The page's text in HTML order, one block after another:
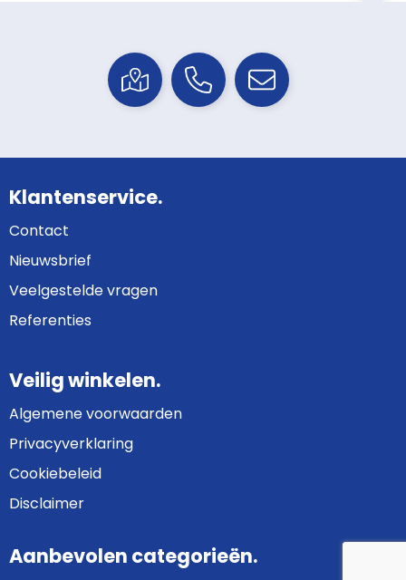
Klantenservice.
Contact
Nieuwsbrief
Veelgestelde vragen
Referenties
Veilig winkelen.
Algemene voorwaarden
Privacyverklaring
Cookiebeleid
Disclaimer
Aanbevolen categorieën.